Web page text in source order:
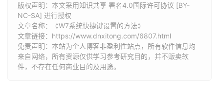
版权声明：本文采用知识共享 署名4.0国际许可协议 [BY-
NC-SA] 进行授权
文章名称：《W7系统快捷键设置的方法》
文章链接： https://www.dnxitong.com/6807.html
免责声明：本站为个人博客非盈利性站点，所有软件信息均
来自网络，所有资源仅供学习参考研究目的，并不贩卖软
件，不存在任何商业目的及用途。